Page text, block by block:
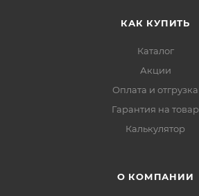
КАК КУПИТЬ
Каталог
Акции
Оплата и отгрузка
Гарантия на товар
Калькулятор
О КОМПАНИИ